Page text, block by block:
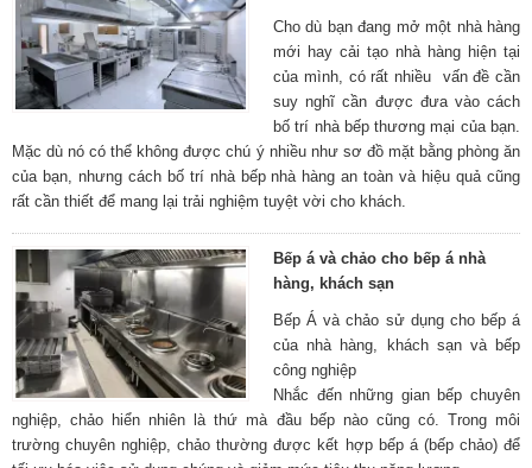
Cho dù bạn đang mở một nhà hàng
mới hay cải tạo nhà hàng hiện tại
của mình, có rất nhiều vấn đề cần
suy nghĩ cần được đưa vào cách
bố trí nhà bếp thương mại của bạn.
Mặc dù nó có thể không được chú ý nhiều như sơ đồ mặt bằng phòng ăn
của bạn, nhưng cách bố trí nhà bếp nhà hàng an toàn và hiệu quả cũng
rất cần thiết để mang lại trải nghiệm tuyệt vời cho khách.
Bếp á và chảo cho bếp á nhà
hàng, khách sạn
Bếp Á và chảo sử dụng cho bếp á
của nhà hàng, khách sạn và bếp
công nghiệp
Nhắc đến những gian bếp chuyên
nghiệp, chảo hiển nhiên là thứ mà đầu bếp nào cũng có. Trong môi
trường chuyên nghiệp, chảo thường được kết hợp bếp á (bếp chảo) để